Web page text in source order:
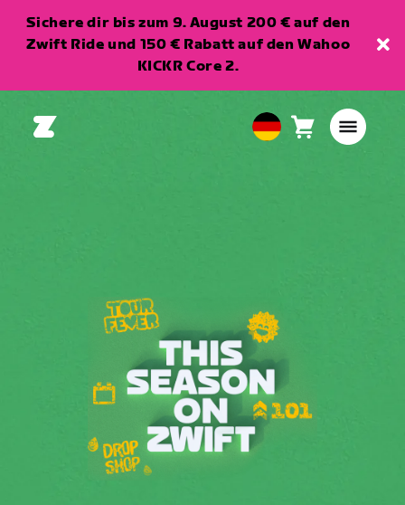
Sichere dir bis zum 9. August 200 € auf den
Zwift Ride und 150 € Rabatt auf den Wahoo
KICKR Core 2.
EuropeanWarenkorb